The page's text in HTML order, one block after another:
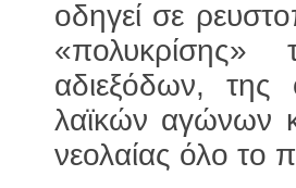
οδηγεί σε
«πολυκρίσης»
αδιεξόδων,
λαϊκών αγώνων
νεολαίας όλο το